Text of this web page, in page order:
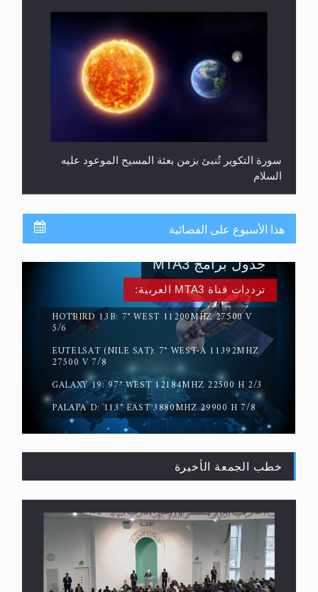
سورة التكوير تُنبئ بزمن بعثة المسيح الموعود عليه
السلام
حقيقة المسيح الدجال
القرآن قاضٍ وحكمٌ على السنة ومهيمنٌ عليها.. ليس
العكس
هذا الأسبوع على الفضائية
ترددات قناة MTA3 العربية:
HOTBIRD 13B: 7° WEST 11200MHZ 27500 V
5/6
EUTELSAT (NILE SAT): 7° WEST-A 11392MHZ
27500 V 7/8
GALAXY 19: 97° WEST 12184MHZ 22500 H 2/3
PALAPA D: 113° EAST 3880MHZ 29900 H 7/8
جدول برامج MTA3
خطب الجمعة الأخيرة